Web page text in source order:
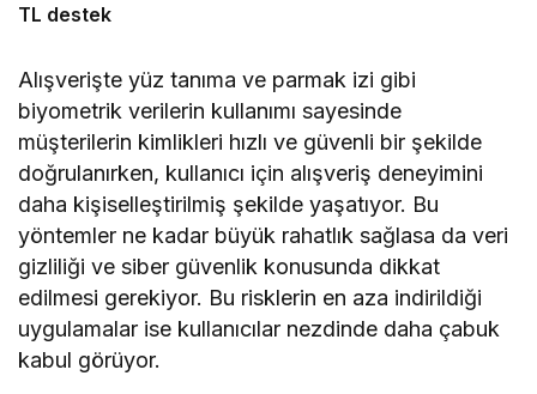
TL destek
Alışverişte yüz tanıma ve parmak izi gibi
biyometrik verilerin kullanımı sayesinde
müşterilerin kimlikleri hızlı ve güvenli bir şekilde
doğrulanırken, kullanıcı için alışveriş deneyimini
daha kişiselleştirilmiş şekilde yaşatıyor. Bu
yöntemler ne kadar büyük rahatlık sağlasa da veri
gizliliği ve siber güvenlik konusunda dikkat
edilmesi gerekiyor. Bu risklerin en aza indirildiği
uygulamalar ise kullanıcılar nezdinde daha çabuk
kabul görüyor.